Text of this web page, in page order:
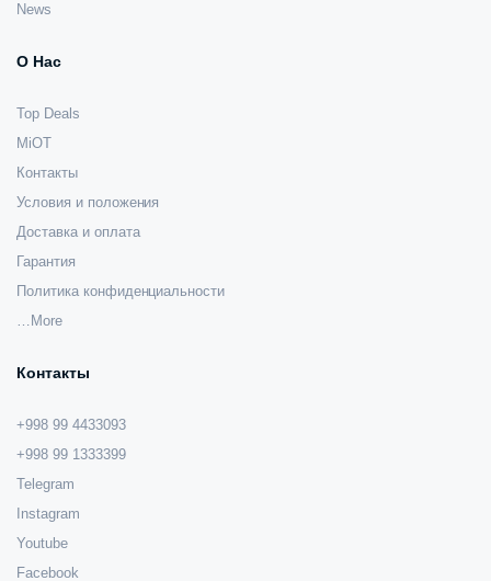
News
О Нас
Top Deals
MiOT
Контакты
Условия и положения
Доставка и оплата
Гарантия
Политика конфиденциальности
…More
Контакты
+998 99 4433093
+998 99 1333399
Telegram
Instagram
Youtube
Facebook